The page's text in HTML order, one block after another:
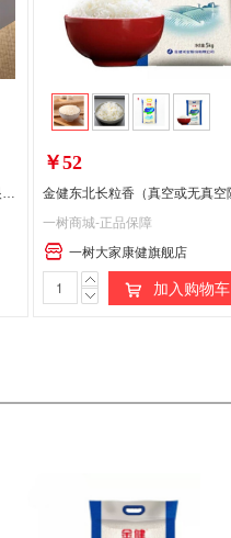
￥52
一树商城-正品保障
一树大家康健旗舰店
加入购物车